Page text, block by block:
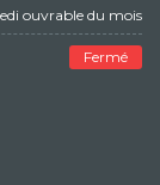
ouvrable du mois
Fermé